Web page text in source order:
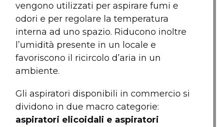
vengono utilizzati per aspirare fumi e
odori e per regolare la temperatura
interna ad uno spazio. Riducono inoltre
l’umidità presente in un locale e
favoriscono il ricircolo d’aria in un
ambiente.
Gli aspiratori disponibili in commercio si
dividono in due macro categorie:
aspiratori elicoidali e aspiratori